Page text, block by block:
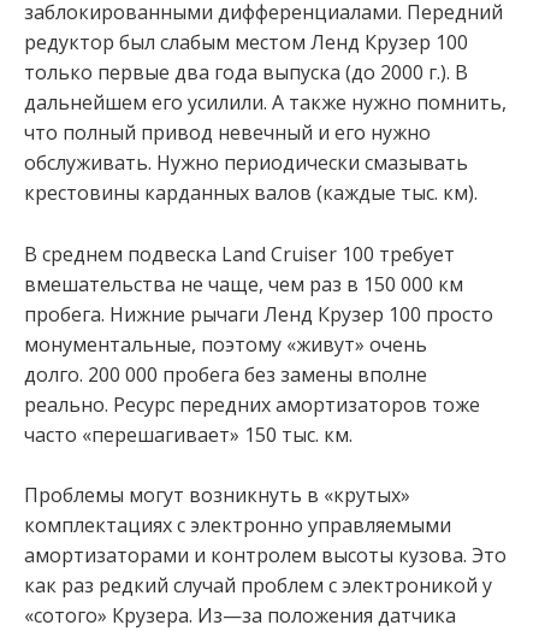
заблокированными дифференциалами. Передний
редуктор был слабым местом Ленд Крузер 100
только первые два года выпуска (до 2000 г.). В
дальнейшем его усилили. А также нужно помнить,
что полный привод невечный и его нужно
обслуживать. Нужно периодически смазывать
крестовины карданных валов (каждые тыс. км).
В среднем подвеска Land Cruiser 100 требует
вмешательства не чаще, чем раз в 150 000 км
пробега. Нижние рычаги Ленд Крузер 100 просто
монументальные, поэтому «живут» очень
долго. 200 000 пробега без замены вполне
реально. Ресурс передних амортизаторов тоже
часто «перешагивает» 150 тыс. км.
Проблемы могут возникнуть в «крутых»
комплектациях с электронно управляемыми
амортизаторами и контролем высоты кузова. Это
как раз редкий случай проблем с электроникой у
«сотого» Крузера. Из—за положения датчика